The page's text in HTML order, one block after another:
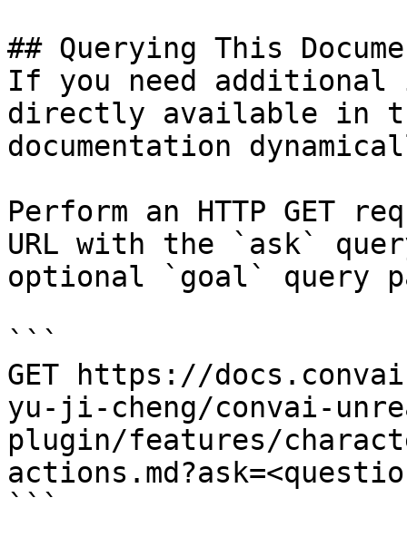
## Querying This
If you need
directly available in
documentation
Perform an HTTP GET
URL with the `ask`
optional `goal` query
```
GET https://
yu-ji-cheng/convai-
plugin/features/
```